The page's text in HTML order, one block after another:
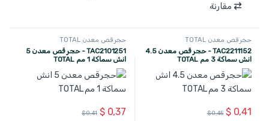
مقارنة
حجر قص معدن TOTAL
TAC2211152 - حجر قص معدن 4.5
انش سماكة 3 مم TOTAL
$0,41
$0,45
حجر قص معدن TOTAL
TAC2101251 - حجر قص معدن 5
انش سماكة 1 مم TOTAL
$0,37
$0,41